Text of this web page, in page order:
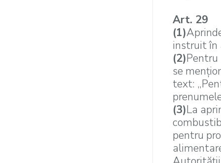
Art. 29
(1)
instruit în
(2)Pentru
se
text:
(3)La
pentru